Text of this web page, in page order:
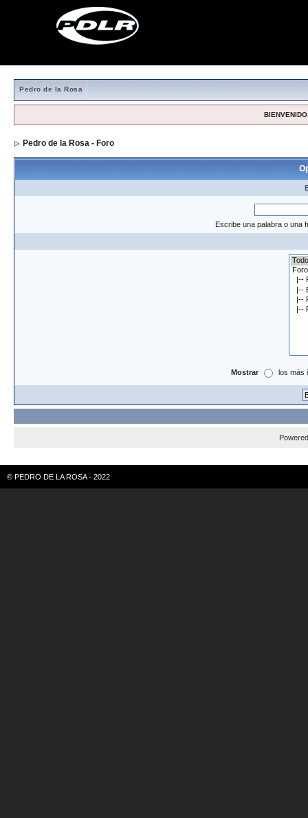
Pedro de la Rosa
Pedro de la Rosa - Foro
Escribe una palabra o una
Mostrar los más
© PEDRO DE LA ROSA - 2022